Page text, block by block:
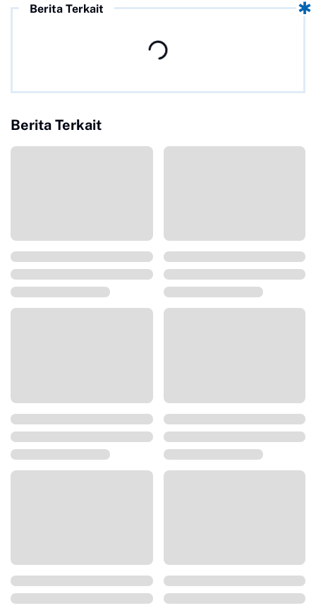
Berita Terkait
Berita Terkait